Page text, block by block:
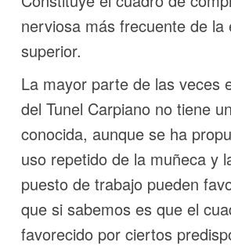
nerviosa más frecuente de la
superior.
La mayor parte de las veces
del Tunel Carpiano no tiene
conocida, aunque se ha
uso repetido de la muñeca y
puesto de trabajo pueden
que si sabemos es que el
favorecido por ciertos